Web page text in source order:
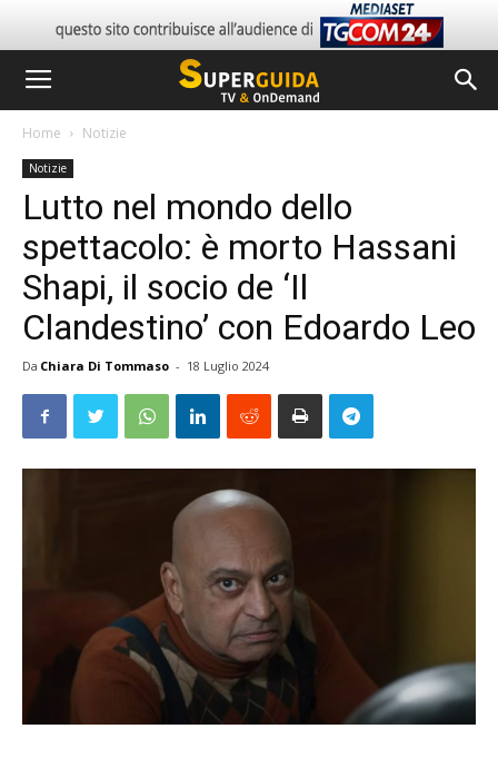
Home Notizie
Notizie
Lutto nel mondo dello
spettacolo: è morto Hassani
Shapi, il socio de ‘Il
Clandestino’ con Edoardo Leo
Da Chiara Di Tommaso - 18 Luglio 2024